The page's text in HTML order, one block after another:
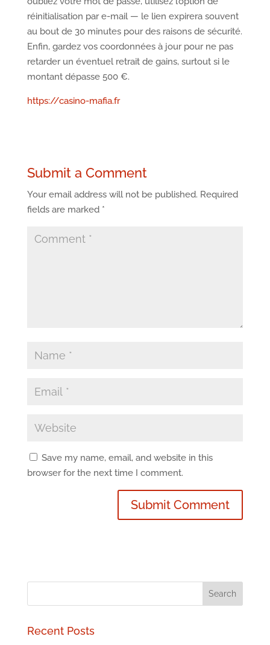
réinitialisation par e-mail — le lien expirera souvent
au bout de 30 minutes pour des raisons de sécurité.
Enfin, gardez vos coordonnées à jour pour ne pas
retarder un éventuel retrait de gains, surtout si le
montant dépasse 500 €.
https://casino-mafia.fr
Submit a Comment
Your email address will not be published. Required
fields are marked *
Save my name, email, and website in this
browser for the next time I comment.
Recent Posts